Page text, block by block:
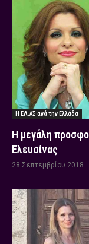
Η ΕΛ.ΑΣ ανά την Ελλάδα
Η μεγάλη
Ελευσίνας
28 Σεπτεμβρίου 2018